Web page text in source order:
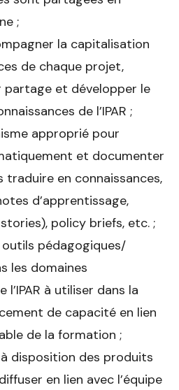
;
la capitalisation
de chaque projet,
partage et développer le
de l’IPAR ;
approprié pour
et documenter
traduire en connaissances,
d’apprentissage,
policy briefs, etc. ;
pédagogiques/
les domaines
l’IPAR à utiliser dans la
de capacité en lien
de la formation ;
disposition des produits
en lien avec l’équipe